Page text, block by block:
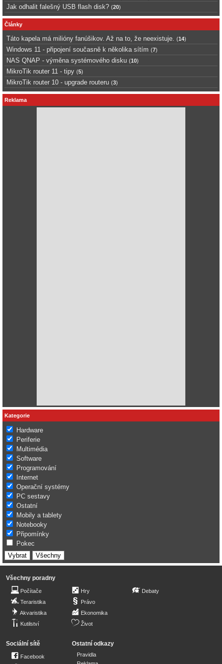
Jak odhalit falešný USB flash disk? (20)
Články
Táto kapela má milióny fanúšikov. Až na to, že neexistuje. (14)
Windows 11 - připojení současně k několika sítím (7)
NAS QNAP - výměna systémového disku (10)
MikroTik router 11 - tipy (5)
MikroTik router 10 - upgrade routeru (3)
Reklama
Kategorie
Hardware
Periferie
Multimédia
Software
Programování
Internet
Operační systémy
PC sestavy
Ostatní
Mobily a tablety
Notebooky
Připomínky
Pokec
Všechny poradny
Počítače
Teraristika
Akvaristika
Kutilství
Hry
Právo
Ekonomika
Život
Debaty
Sociální sítě
Facebook
Ostatní odkazy
Pravidla